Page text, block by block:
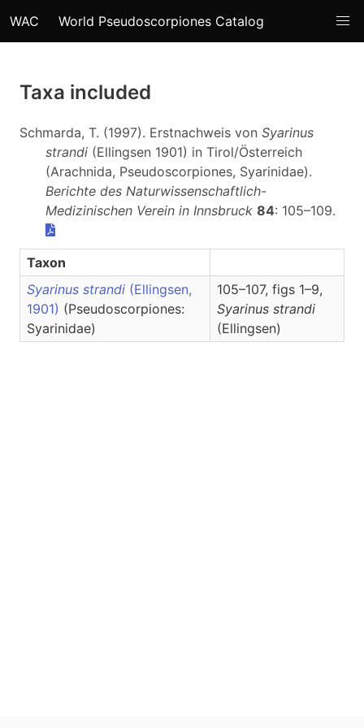
WAC World Pseudoscorpiones Catalog
Taxa included
Schmarda, T. (1997). Erstnachweis von Syarinus
strandi (Ellingsen 1901) in Tirol/Österreich
(Arachnida, Pseudoscorpiones, Syarinidae).
Berichte des Naturwissenschaftlich-
Medizinischen Verein in Innsbruck 84: 105–109.
Taxon
Syarinus strandi (Ellingsen,
1901) (Pseudoscorpiones:
Syarinidae)
105–107, figs 1–9,
Syarinus strandi
(Ellingsen)